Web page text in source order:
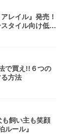
レイル』発売！
タイル向け低型
で買え!!６つの
方法
も飼い主も笑顔
ルール』